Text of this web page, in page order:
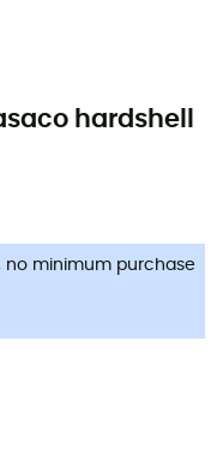
hardshell
no minimum purchase
os elementos,
em todos os lugares,
com total
ao ar livre.
peito
de zíper